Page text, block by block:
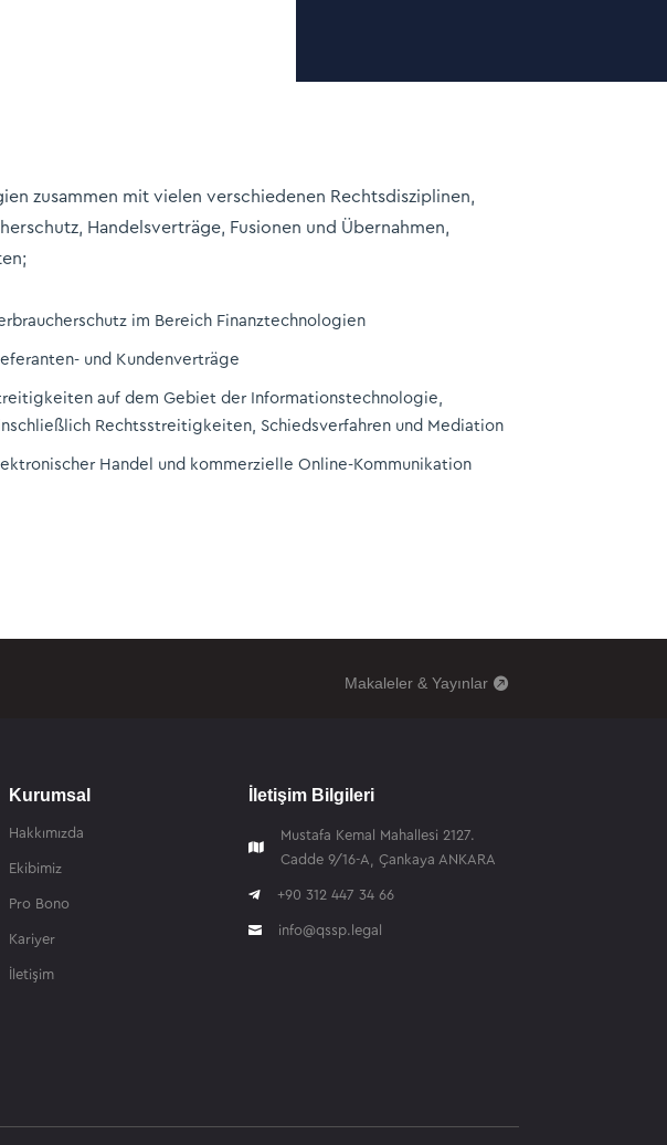
zusammen mit vielen verschiedenen Rechtsdisziplinen,
Handelsverträge, Fusionen und Übernahmen,
im Bereich Finanztechnologien
und Kundenverträge
auf dem Gebiet der Informationstechnologie,
Rechtsstreitigkeiten, Schiedsverfahren und Mediation
Handel und kommerzielle Online-Kommunikation
Makaleler & Yayınlar
Kurumsal
Hakkımızda
Ekibimiz
Pro Bono
Kariyer
İletişim
İletişim Bilgileri

Mustafa Kemal Mahallesi 2127.
Cadde 9/16-A, Çankaya ANKARA
 +90 312 447 34 66
 info@qssp.legal